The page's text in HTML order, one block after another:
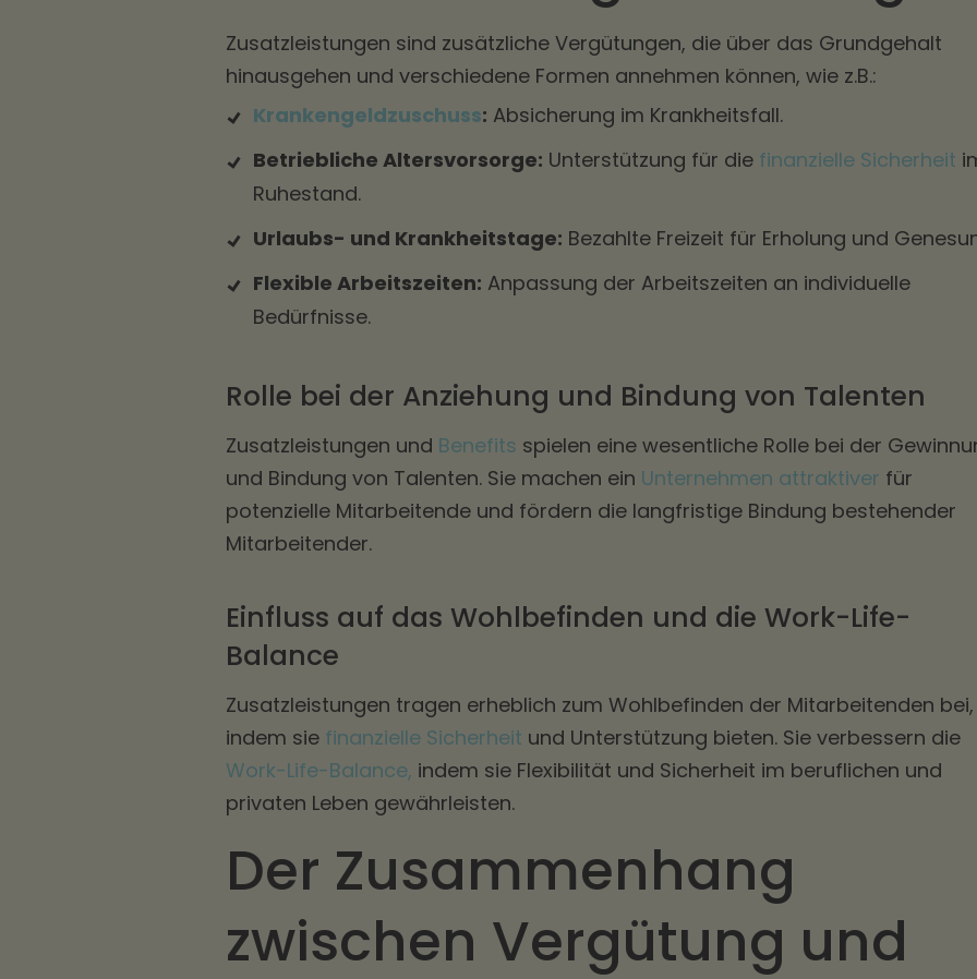
Zusatzleistungen sind zusätzliche Vergütungen, die über das Grundgehalt
hinausgehen und verschiedene Formen annehmen können, wie z.B.:
Krankengeldzuschuss: Absicherung im Krankheitsfall.
Betriebliche Altersvorsorge: Unterstützung für die finanzielle Sicherheit
Ruhestand.
Urlaubs- und Krankheitstage: Bezahlte Freizeit für Erholung und
Flexible Arbeitszeiten: Anpassung der Arbeitszeiten an individuelle
Bedürfnisse.
Rolle bei der Anziehung und Bindung von Talenten
Zusatzleistungen und Benefits spielen eine wesentliche Rolle bei der
und Bindung von Talenten. Sie machen ein Unternehmen attraktiver für
potenzielle Mitarbeitende und fördern die langfristige Bindung bestehender
Mitarbeitender.
Einfluss auf das Wohlbefinden und die Work-Life-
Balance
Zusatzleistungen tragen erheblich zum Wohlbefinden der Mitarbeitenden bei,
indem sie finanzielle Sicherheit und Unterstützung bieten. Sie verbessern die
Work-Life-Balance, indem sie Flexibilität und Sicherheit im beruflichen und
privaten Leben gewährleisten.
Der Zusammenhang
zwischen Vergütung und